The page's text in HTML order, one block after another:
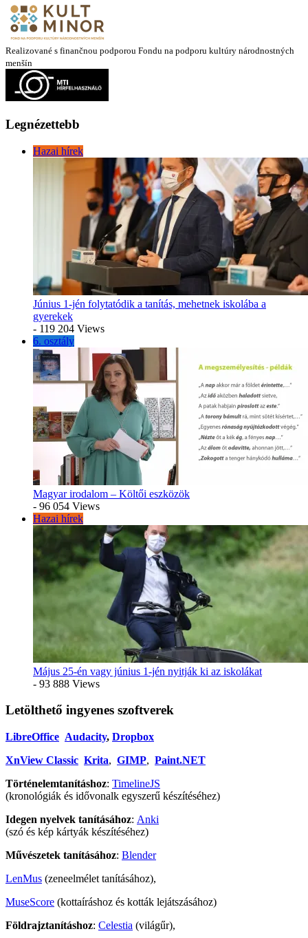
Realizované s finančnou podporou Fondu na podporu kultúry národnostných
menšín
Legnézettebb
Hazai hírek
Június 1-jén folytatódik a tanítás, mehetnek iskolába a
gyerekek
- 119 204 Views
6. osztály
Magyar irodalom – Költői eszközök
- 96 054 Views
Hazai hírek
Május 25-én vagy június 1-jén nyitják ki az iskolákat
- 93 888 Views
Letölthető ingyenes szoftverek
LibreOffice Audacity, Dropbox
XnView Classic Krita, GIMP, Paint.NET
Történelemtanításhoz: TimelineJS
(kronológiák és idővonalk egyszerű készítéséhez)
Idegen nyelvek tanításához: Anki
(szó és kép kártyák készítéséhez)
Művészetek tanításához: Blender
LenMus (zeneelmélet tanításához),
MuseScore (kottaíráshoz és kották lejátszásához)
Földrajztanításhoz: Celestia (világűr),